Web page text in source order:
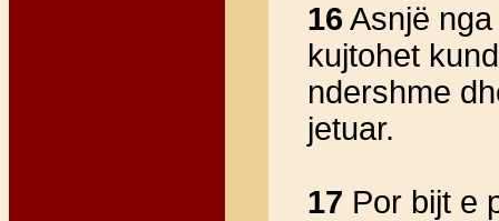
16 Asnjë
kujtohet
ndershme
jetuar.
17 Por bijt e